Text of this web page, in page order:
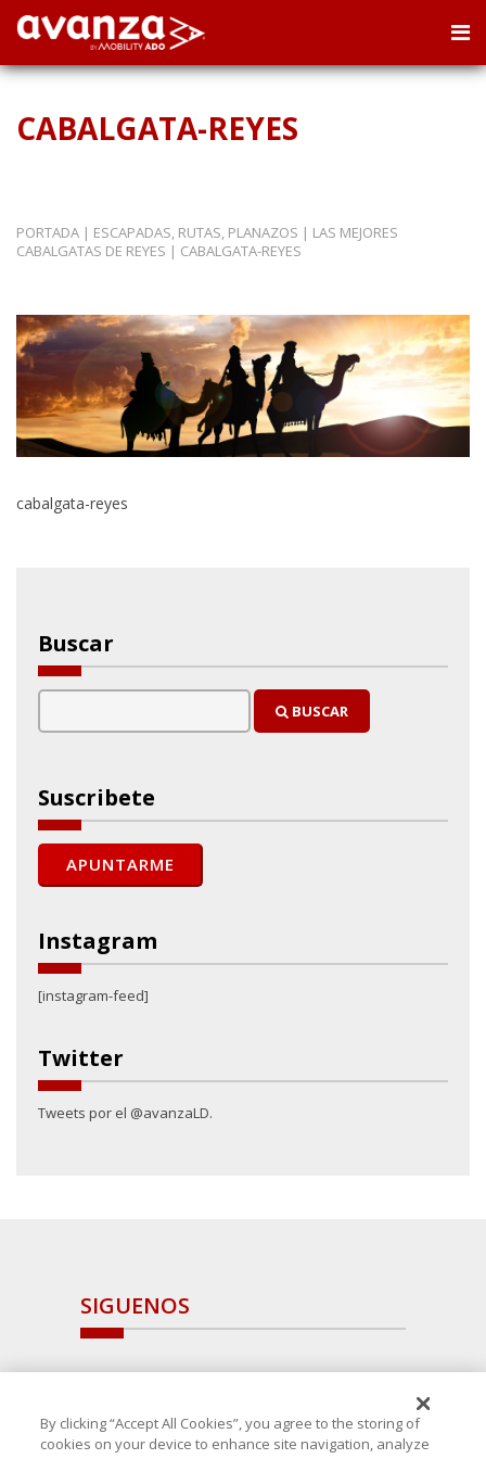
CABALGATA-REYES
PORTADA | ESCAPADAS, RUTAS, PLANAZOS | LAS MEJORES
CABALGATAS DE REYES | CABALGATA-REYES
cabalgata-reyes
Buscar
BUSCAR
Suscribete
Instagram
[instagram-feed]
Twitter
Tweets por el @avanzaLD.
SIGUENOS
By clicking “Accept All Cookies”, you agree to the storing of
cookies on your device to enhance site navigation, analyze